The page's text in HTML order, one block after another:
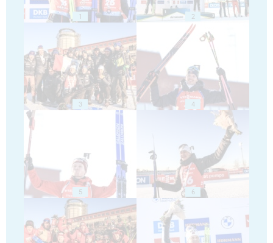
1 2
3 4
5 6